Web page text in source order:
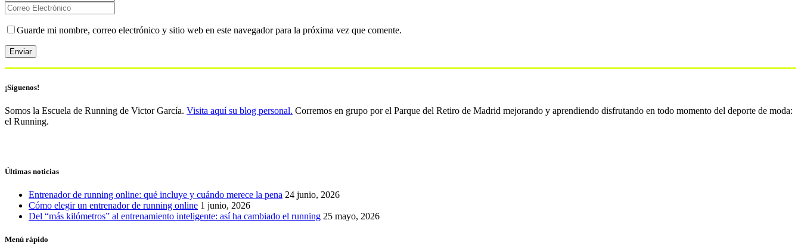
Guarde mi nombre, correo electrónico y sitio web en este navegador para la próxima vez que comente.
¡Síguenos!
Somos la Escuela de Running de Victor García. Visita aquí su blog personal. Corremos en grupo por el Parque del Retiro de Madrid mejorando y aprendiendo disfrutando en todo momento del deporte de moda:
el Running.
Últimas noticias
Entrenador de running online: qué incluye y cuándo merece la pena 24 junio, 2026
Cómo elegir un entrenador de running online 1 junio, 2026
Del “más kilómetros” al entrenamiento inteligente: así ha cambiado el running 25 mayo, 2026
Menú rápido